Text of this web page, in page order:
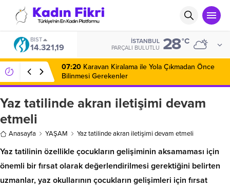
DOLAR
46,9844
İSTANBUL
PARÇALI BULUTLU 28°C
Yaz tatilinde akran iletişimi devam
etmeli
Anasayfa YAŞAM Yaz tatilinde akran iletişimi devam etmeli
Yaz tatilinin özellikle çocukların gelişiminin aksamaması için
önemli bir fırsat olarak değerlendirilmesi gerektiğini belirten
uzmanlar, yaz okullarının çocukların gelişimleri için fırsat